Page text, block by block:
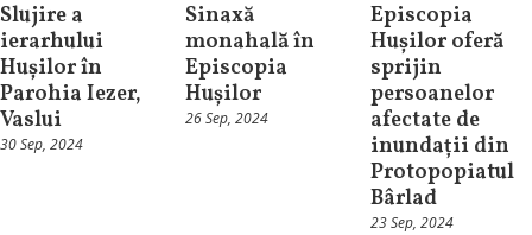
Slujire a
ierarhului
Hușilor în
Parohia Iezer,
Vaslui
30 Sep, 2024
Sinaxă
monahală în
Episcopia
Hușilor
26 Sep, 2024
Episcopia
Hușilor oferă
sprijin
persoanelor
afectate de
inundații din
Protopopiatul
Bârlad
23 Sep, 2024